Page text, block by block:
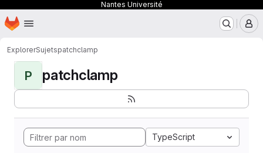
Nantes Université
Passer au contenu principal
Page d'accueil
ExplorerSujetspatchclamp
P patchclamp
TypeScript